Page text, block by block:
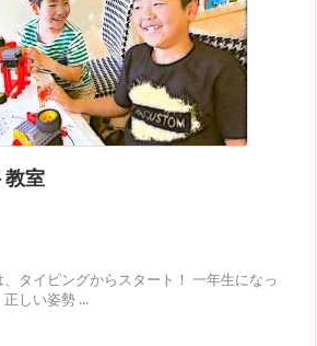
教室
タイピングからスタート！ 一年生になっ
しい姿勢 ...